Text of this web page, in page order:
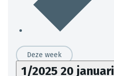
Deze week
1/2025 20 januari